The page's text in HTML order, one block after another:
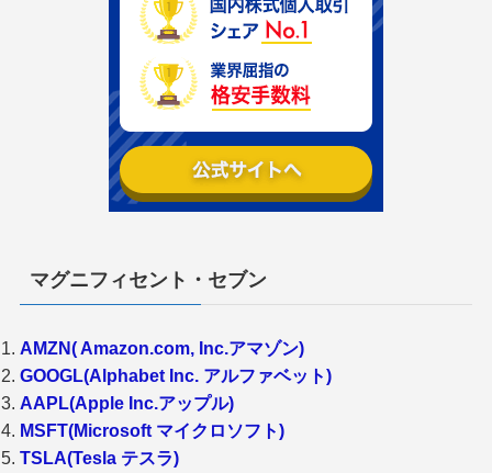
マグニフィセント・セブン
AMZN( Amazon.com, Inc.アマゾン)
GOOGL(Alphabet Inc. アルファベット)
AAPL(Apple Inc.アップル)
MSFT(Microsoft マイクロソフト)
TSLA(Tesla テスラ)